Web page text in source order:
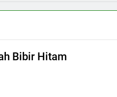
Bibir Hitam